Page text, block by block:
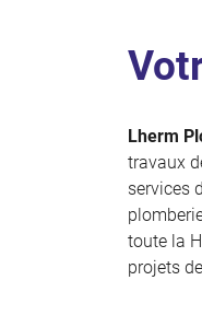
Code Captcha
En cochant cette
l'adresse email
le formulaire
Lherm
travaux
services
toute la
projets